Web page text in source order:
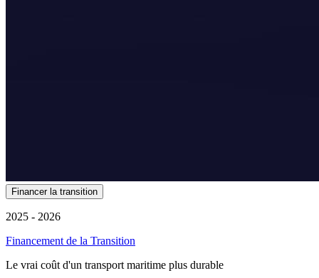
Financer la transition
2025 - 2026
Financement de la Transition
Le vrai coût d'un transport maritime plus durable